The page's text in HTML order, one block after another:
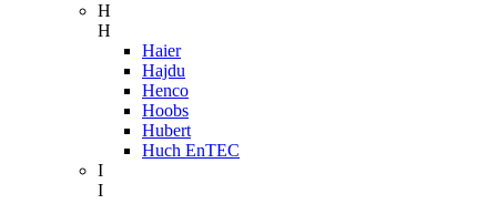
H
H
Haier
Hajdu
Henco
Hoobs
Hubert
Huch EnTEC
I
I